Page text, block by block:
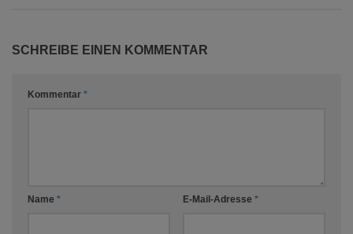
SCHREIBE EINEN KOMMENTAR
Kommentar *
Name * E-Mail-Adresse *